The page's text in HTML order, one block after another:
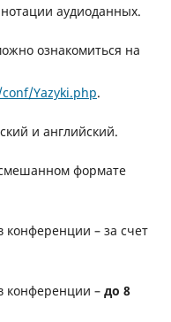
аудиоданных.
ознакомиться на
Yazyki.php.
и английский.
формате
– за счет
конференции – до 8